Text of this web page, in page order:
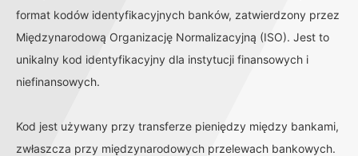
format kodów identyfikacyjnych banków, zatwierdzony przez
Międzynarodową Organizację Normalizacyjną (ISO). Jest to
unikalny kod identyfikacyjny dla instytucji finansowych i
niefinansowych.
Kod jest używany przy transferze pieniędzy między bankami,
zwłaszcza przy międzynarodowych przelewach bankowych.